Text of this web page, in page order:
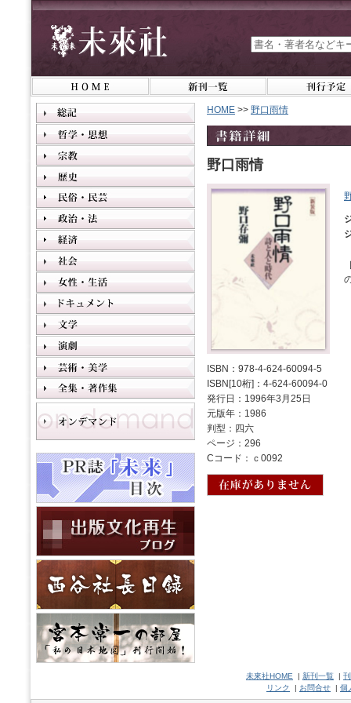
HOME >> 野口雨情
野口雨情
ISBN：978-4-624-60094-5
ISBN[10桁]：4-624-60094-0
発行日：1996年3月25日
元版年：1986
判型：四六
ページ：296
Cコード：ｃ0092
未來社HOME | 新刊一覧 |
リンク
| お問合せ | 個